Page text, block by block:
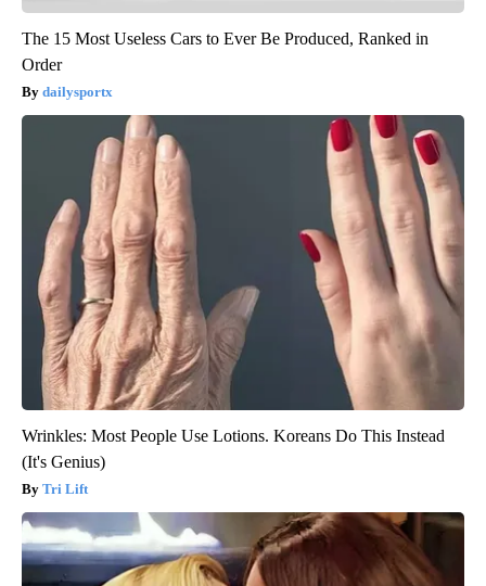
The 15 Most Useless Cars to Ever Be Produced, Ranked in
Order
dailysportx
Wrinkles: Most People Use Lotions. Koreans Do This Instead
(It's Genius)
Tri Lift